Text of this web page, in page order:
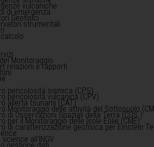
vulcaniche
di emergenza
Geofisici
strumentali
Monitoraggio
relazioni e rapporti
pericolosità sismica (CPS)
pericolosità vulcanica (CPV)
allerta tsunami (CAT)
Monitoraggio delle attività del Sottosuolo
di Osservazioni Spaziali della Terra (COS )
per il Monitoraggio delle Isole Eolie (CME)
di caratterizzazione geofisica per Einstein
science all'INGV